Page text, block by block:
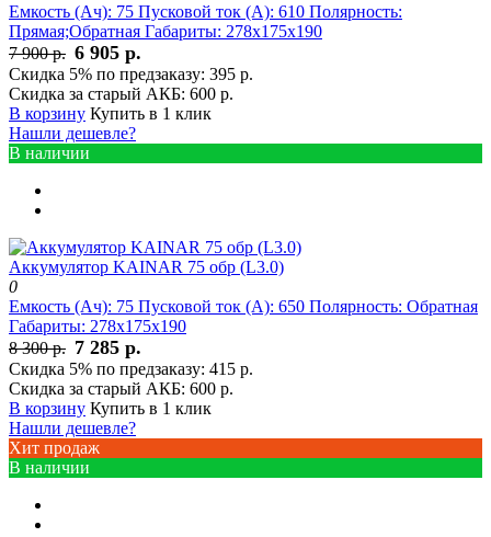
Емкость (Ач): 75 Пусковой ток (А): 610 Полярность:
Прямая;Обратная Габариты: 278x175x190
7 900 р. 6 905 р.
Скидка 5% по предзаказу: 395 р.
Скидка за старый АКБ: 600 р.
В корзину Купить в 1 клик
Нашли дешевле?
В наличии
Аккумулятор KAINAR 75 обр (L3.0)
0
Емкость (Ач): 75 Пусковой ток (А): 650 Полярность: Обратная
Габариты: 278x175x190
8 300 р. 7 285 р.
Скидка 5% по предзаказу: 415 р.
Скидка за старый АКБ: 600 р.
В корзину Купить в 1 клик
Нашли дешевле?
Хит продаж
В наличии